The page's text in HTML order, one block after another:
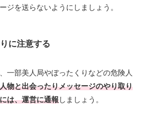
ジを送らないようにしましょう。
に注意する
一部美人局やぼったくりなどの危険人
物と出会ったりメッセージのやり取り
は、運営に通報しましょう。